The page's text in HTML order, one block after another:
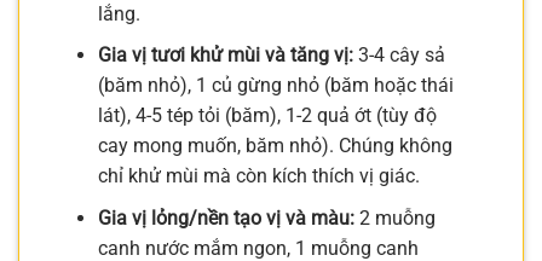
lắng.
Gia vị tươi khử mùi và tăng vị:3-4 cây sả
(băm nhỏ), 1 củ gừng nhỏ (băm hoặc thái
lát), 4-5 tép tỏi (băm), 1-2 quả ớt (tùy độ
cay mong muốn, băm nhỏ). Chúng không
chỉ khử mùi mà còn kích thích vị giác.
Gia vị lỏng/nền tạo vị và màu:2 muỗng
canh nước mắm ngon, 1 muỗng canh